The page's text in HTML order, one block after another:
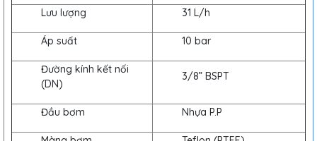
Lưu lượng 31 L/h
Áp suất 10 bar
Đường kính kết nối
(DN)
3/8” BSPT
Đầu bơm Nhựa P.P